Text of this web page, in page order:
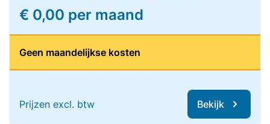
€ 0,00 per maand
Geen maandelijkse kosten
Prijzen excl. btw Bekijk